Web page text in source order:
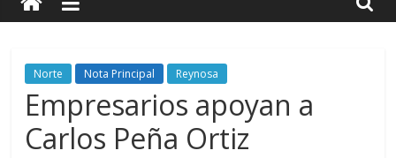
Norte Nota Principal Reynosa
Empresarios apoyan a
Carlos Peña Ortiz